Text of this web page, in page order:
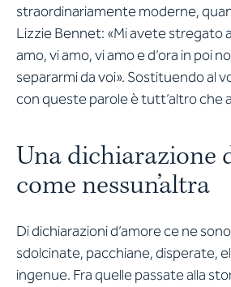
straordinariamente moderne,
Lizzie Bennet: «Mi avete stregato
amo, vi amo, vi amo e d’ora in poi
separarmi da voi». Sostituendo al
con queste parole è tutt’altro che
Una dichiarazione
come nessun’altra
Di dichiarazioni d’amore ce ne
sdolcinate, pacchiane, disperate,
ingenue. Fra quelle passate alla